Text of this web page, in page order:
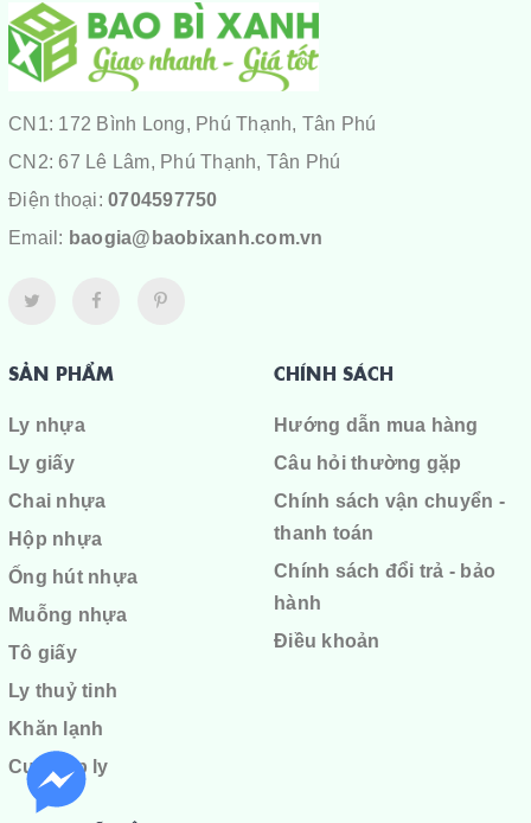
CN1: 172 Bình Long, Phú Thạnh, Tân Phú
CN2: 67 Lê Lâm, Phú Thạnh, Tân Phú
Điện thoại: 0704597750
Email: baogia@baobixanh.com.vn
SẢN PHẨM
Ly nhựa
Ly giấy
Chai nhựa
Hộp nhựa
Ống hút nhựa
Muỗng nhựa
Tô giấy
Ly thuỷ tinh
Khăn lạnh
Cuộn ép ly
CHÍNH SÁCH
Hướng dẫn mua hàng
Câu hỏi thường gặp
Chính sách vận chuyển -
thanh toán
Chính sách đổi trả - bảo
hành
Điều khoản